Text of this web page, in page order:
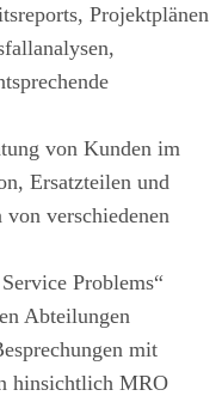
Projektplänen
von Kunden im
Ersatzteilen und
verschiedenen
Problems“
Abteilungen
mit
hinsichtlich MRO